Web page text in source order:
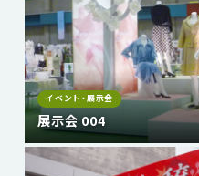
イベント・展示会
展示会 004